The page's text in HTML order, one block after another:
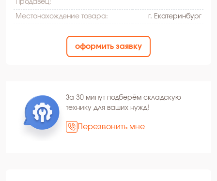
Продавец:
Местонахождение товара: г. Екатеринбург
оформить заявку
За 30 минут подберём складскую
технику для ваших нужд!
Перезвонить мне